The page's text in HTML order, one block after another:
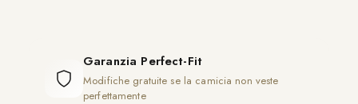
Garanzia Perfect-Fit
Modifiche gratuite se la camicia non veste
perfettamente